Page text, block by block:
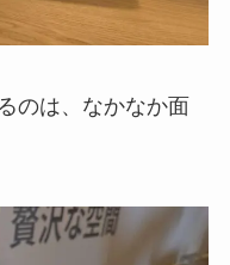
のは、なかなか面